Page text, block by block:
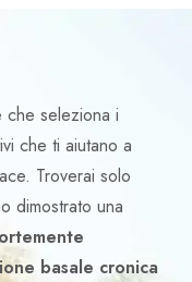
che seleziona i
che ti aiutano a
Troverai solo
dimostrato una
basale cronica